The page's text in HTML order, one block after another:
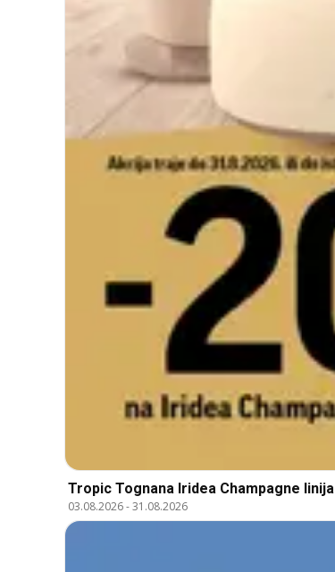
Tropic Tognana Iridea Champagne linija
03.08.2026-31.08.2026